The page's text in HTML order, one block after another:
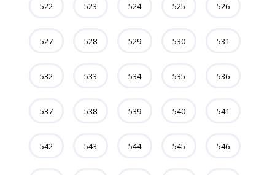
522 523 524 525 526
527 528 529 530 531
532 533 534 535 536
537 538 539 540 541
542 543 544 545 546